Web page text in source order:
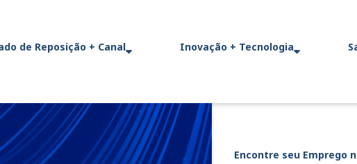
de Reposição + Canal Inovação + Tecnologia
Encontre seu Emprego